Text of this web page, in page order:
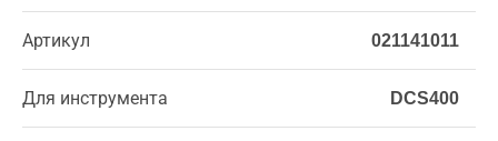
Артикул 021141011
Для инструмента DCS400